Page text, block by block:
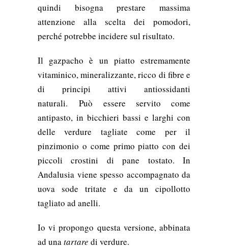
quindi bisogna prestare massima
attenzione alla scelta dei pomodori,
perché potrebbe incidere sul risultato.
Il gazpacho è un piatto estremamente
vitaminico, mineralizzante, ricco di fibre e
di principi attivi antiossidanti
naturali. Può essere servito come
antipasto, in bicchieri bassi e larghi con
delle verdure tagliate come per il
pinzimonio o come primo piatto con dei
piccoli crostini di pane tostato. In
Andalusia viene spesso accompagnato da
uova sode tritate e da un cipollotto
tagliato ad anelli.
Io vi propongo questa versione, abbinata
ad unatartare di verdure.